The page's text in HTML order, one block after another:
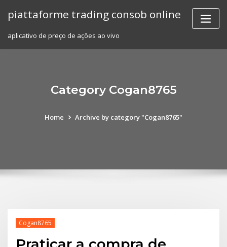
piattaforme trading consob online
aplicativo de preço de ações ao vivo
Category Cogan8765
Home Archive by category "Cogan8765"
Cogan8765